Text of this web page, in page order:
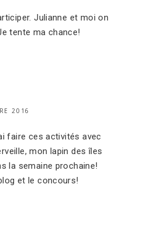
Julianne et moi on
tente ma chance!
2016
faire ces activités avec
mon lapin des îles
la semaine prochaine!
et le concours!